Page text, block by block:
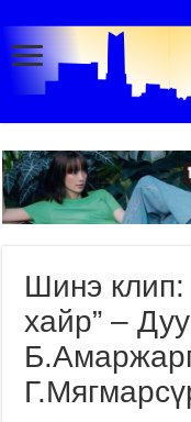
Шинэ клип:
хайр” –